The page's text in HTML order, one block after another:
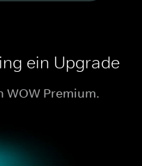
ein Upgrade
WOW Premium.